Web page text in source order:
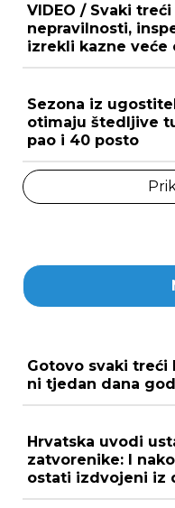
VIDEO / Svaki
nepravilnosti,
izrekli kazne veće
Sezona iz
otimaju štedljive
pao i 40 posto
Gotovo svaki treći
ni tjedan dana
Hrvatska uvodi
zatvorenike: I
ostati izdvojeni iz